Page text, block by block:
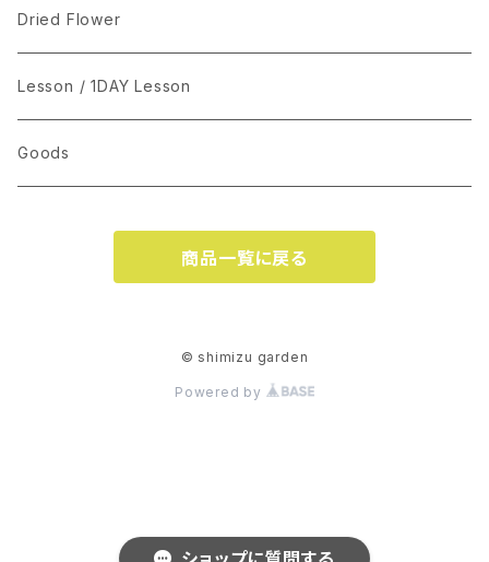
Dried Flower
Lesson / 1DAY Lesson
Goods
商品一覧に戻る
© shimizu garden
Powered by